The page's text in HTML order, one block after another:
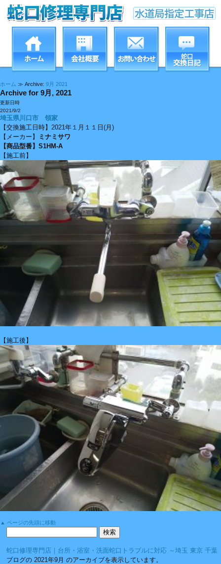
ホーム ≫ Archive: 9月 2021
Archive for 9月, 2021
更新日時
2021/9/2
埼玉県川口市 領家
【交換施工日時】2021年１月１１日(月)
【メーカー】
ミナミサワ
【商品型番】S1HM-A
【施工前】
【施工後】
▲ ページの先頭に移動
蛇口修理専門店｜台所・浴室・洗面蛇口トラブルに対応 ～埼玉 東京 千葉
ブログの 2021年9月 のアーカイブを表示しています。